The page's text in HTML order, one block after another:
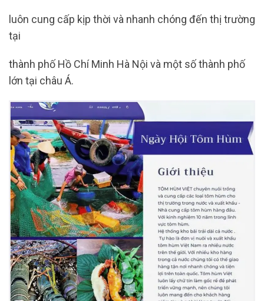
luôn cung cấp kịp thời và nhanh chóng đến thị trường
tại
thành phố Hồ Chí Minh Hà Nội và một số thành phố
lớn tại châu Á.